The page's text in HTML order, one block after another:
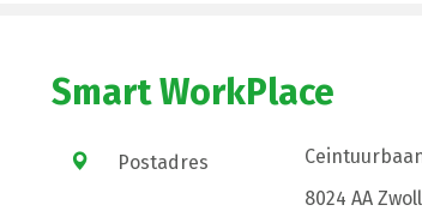
Smart WorkPlace
Postadres
8024 AA